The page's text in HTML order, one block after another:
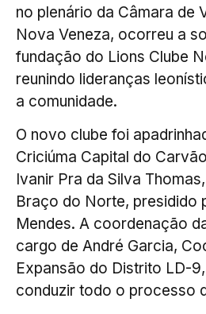
no plenário da Câmara de
Nova Veneza, ocorreu a
fundação do Lions Clube
reunindo lideranças
a comunidade.
O novo clube foi
Criciúma Capital do
Ivanir Pra da Silva
Braço do Norte, presidido
Mendes. A coordenação
cargo de André Garcia,
Expansão do Distrito LD-
conduzir todo o processo